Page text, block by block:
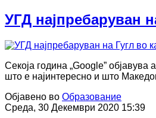
УГД најпребаруван
Секоја година „Google”
што е најинтересно и што
Објавено во Образование
Среда, 30 Декември 2020 15:39